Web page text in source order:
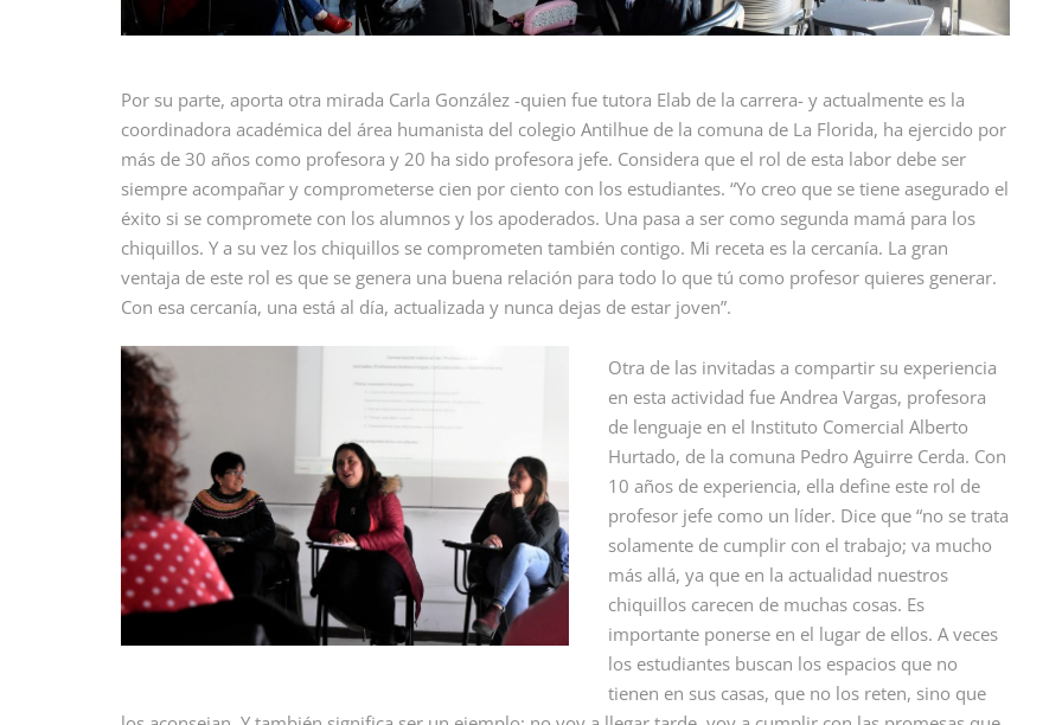
Por su parte, aporta otra mirada Carla González -quien fue tutora Elab de la carrera- y actualmente es la
coordinadora académica del área humanista del colegio Antilhue de la comuna de La Florida, ha ejercido por
más de 30 años como profesora y 20 ha sido profesora jefe. Considera que el rol de esta labor debe ser
siempre acompañar y comprometerse cien por ciento con los estudiantes. “Yo creo que se tiene asegurado el
éxito si se compromete con los alumnos y los apoderados. Una pasa a ser como segunda mamá para los
chiquillos. Y a su vez los chiquillos se comprometen también contigo. Mi receta es la cercanía. La gran
ventaja de este rol es que se genera una buena relación para todo lo que tú como profesor quieres generar.
Con esa cercanía, una está al día, actualizada y nunca dejas de estar joven”.
Otra de las invitadas a compartir su experiencia
en esta actividad fue Andrea Vargas, profesora
de lenguaje en el Instituto Comercial Alberto
Hurtado, de la comuna Pedro Aguirre Cerda. Con
10 años de experiencia, ella define este rol de
profesor jefe como un líder. Dice que “no se trata
solamente de cumplir con el trabajo; va mucho
más allá, ya que en la actualidad nuestros
chiquillos carecen de muchas cosas. Es
importante ponerse en el lugar de ellos. A veces
los estudiantes buscan los espacios que no
tienen en sus casas, que no los reten, sino que